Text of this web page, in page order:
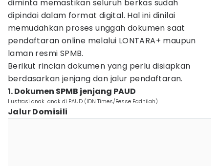
diminta memastikan seluruh berkas sudah
dipindai dalam format digital. Hal ini dinilai
memudahkan proses unggah dokumen saat
pendaftaran online melalui LONTARA+ maupun
laman resmi SPMB.
Berikut rincian dokumen yang perlu disiapkan
berdasarkan jenjang dan jalur pendaftaran.
1. Dokumen SPMB jenjang PAUD
Ilustrasi anak-anak di PAUD (IDN Times/Besse Fadhilah)
Jalur Domisili